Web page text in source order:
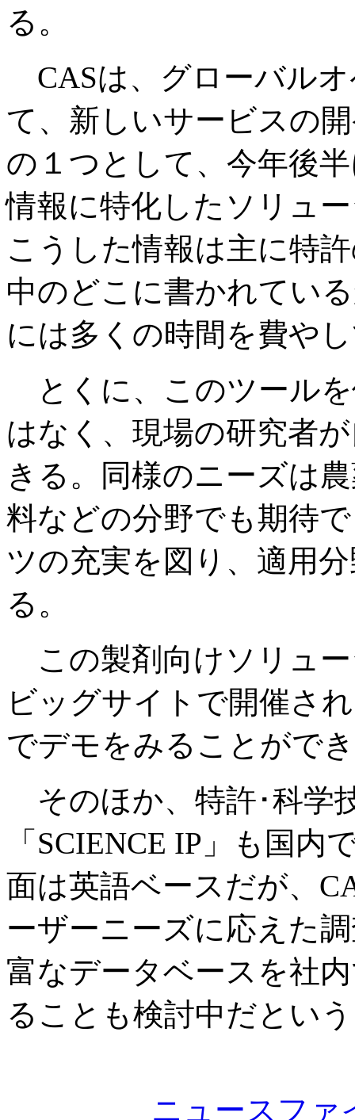
る。
CASは、グローバル
て、新しいサービスの
の１つとして、今年後
情報に特化したソリュ
こうした情報は主に特
中のどこに書かれてい
には多くの時間を費や
とくに、このツール
はなく、現場の研究者
きる。同様のニーズは
料などの分野でも期待
ツの充実を図り、適用
る。
この製剤向けソリュー
ビッグサイトで開催さ
でデモをみることがで
そのほか、特許･科学
「SCIENCE IP」も国
面は英語ベースだが、
ーザーニーズに応えた
富なデータベースを社
ることも検討中だとい
ニュースファ